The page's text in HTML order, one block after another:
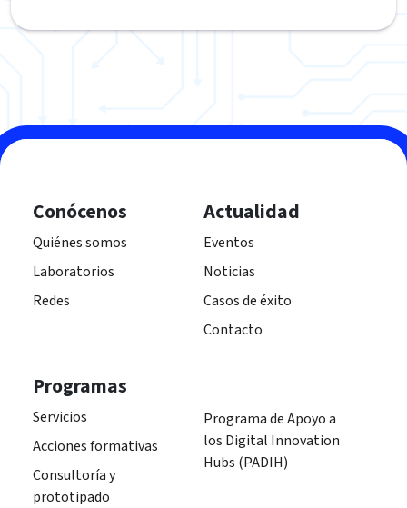
Conócenos
Quiénes somos
Laboratorios
Redes
Actualidad
Eventos
Noticias
Casos de éxito
Contacto
Programas
Servicios
Acciones formativas
Consultoría y
prototipado
Programa de Apoyo a
los Digital Innovation
Hubs (PADIH)